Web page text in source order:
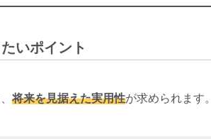
いポイント
将来を見据えた実用性が求められます。